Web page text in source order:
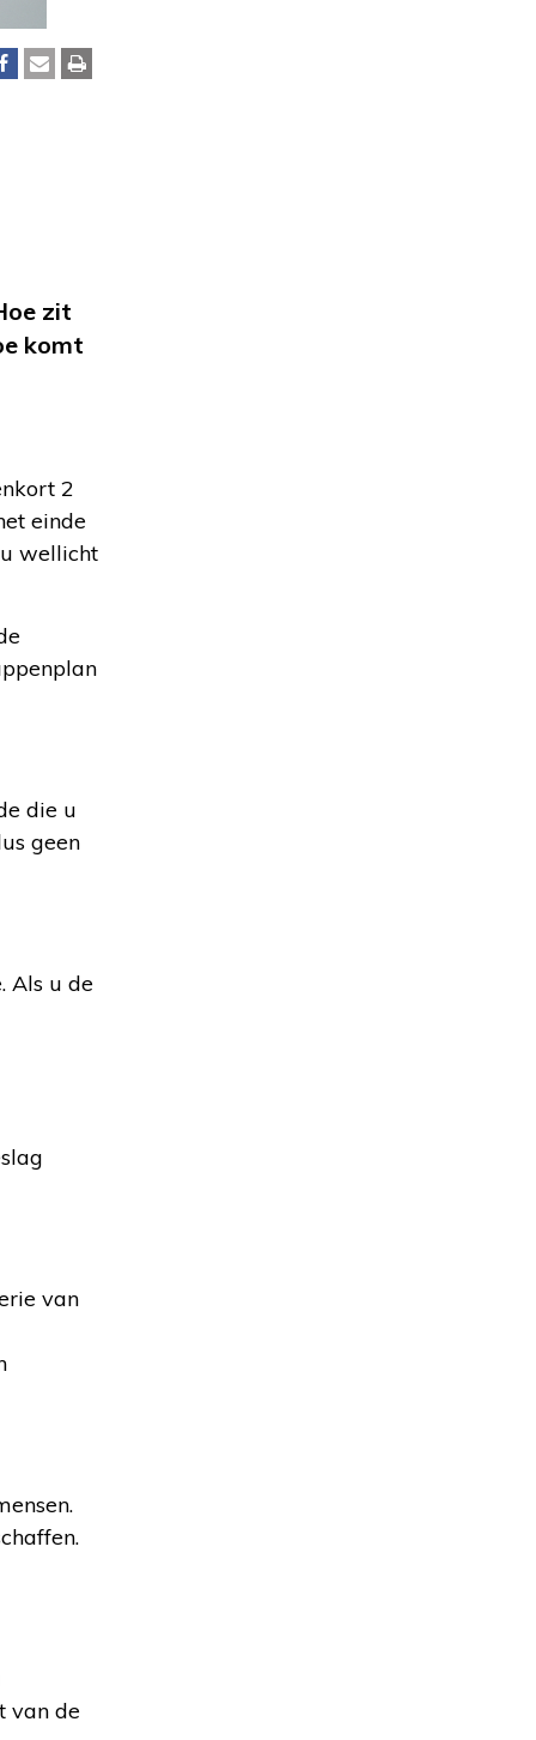
zit
komt
2
einde
wellicht
die u
geen
Als u de
van
van de